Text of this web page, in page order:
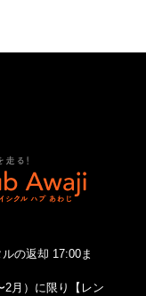
の返却 17:00ま
月）に限り【レン